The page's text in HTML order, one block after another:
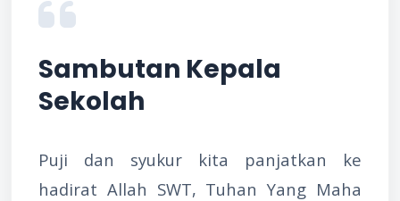
Sambutan Kepala
Sekolah
Puji dan syukur kita panjatkan ke
hadirat Allah SWT, Tuhan Yang Maha